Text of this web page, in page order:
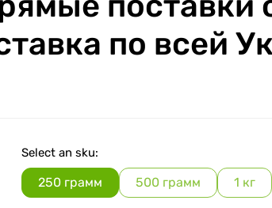
по всей
Select an sku:
250 грамм 500 грамм 1 кг